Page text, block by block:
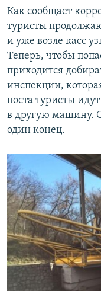
Как сообщает
туристы
и уже возле касс
Теперь, чтобы
приходится
инспекции,
поста туристы
в другую машину.
один конец.